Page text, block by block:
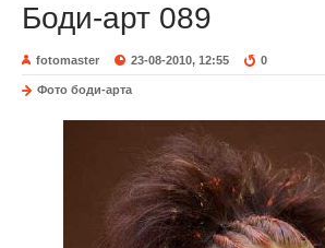
Боди-арт 089
fotomaster 23-08-2010, 12:55 0
Фото боди-арта